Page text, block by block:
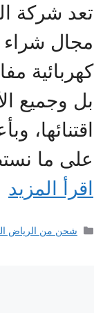
تعد شركة
مجال شراء
كهربائية
بل وجميع
اقتنائها،
على ما
اقرأ المزيد
التصنيفات
شحن من الرياض